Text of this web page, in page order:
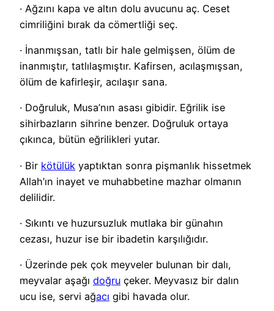
· Ağzını kapa ve altın dolu avucunu aç. Ceset
cimriliğini bırak da cömertliği seç.
· İnanmışsan, tatlı bir hale gelmişsen, ölüm de
inanmıştır, tatlılaşmıştır. Kafirsen, acılaşmışsan,
ölüm de kafirleşir, acılaşır sana.
· Doğruluk, Musa’nın asası gibidir. Eğrilik ise
sihirbazların sihrine benzer. Doğruluk ortaya
çıkınca, bütün eğrilikleri yutar.
· Bir kötülük yaptıktan sonra pişmanlık hissetmek
Allah’ın inayet ve muhabbetine mazhar olmanın
delilidir.
· Sıkıntı ve huzursuzluk mutlaka bir günahın
cezası, huzur ise bir ibadetin karşılığıdır.
· Üzerinde pek çok meyveler bulunan bir dalı,
meyvalar aşağı doğru çeker. Meyvasız bir dalın
ucu ise, servi ağacı gibi havada olur.